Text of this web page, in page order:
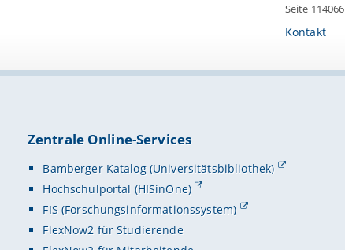
Seite 114066
Kontakt
Zentrale Online-Services
Bamberger Katalog (Universitätsbibliothek)
Hochschulportal (HISinOne)
FIS (Forschungsinformationssystem)
FlexNow2 für Studierende